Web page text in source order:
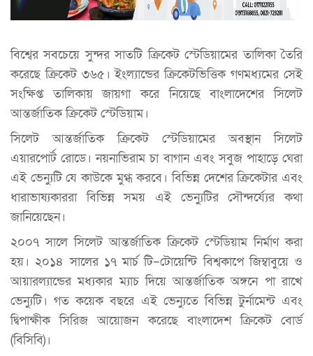
বিশ্বের সবচেয়ে সুন্দর সাতটি ক্রিকেট স্টেডিয়ামের তালিকা তৈরি
করেছে ক্রিকেট ৩৬৫। ইংল্যান্ডের ক্রিকেটভিত্তিক গণমধ্যমের সেই
সংক্ষিপ্ত তালিকায় জায়গা করে নিয়েছে বাংলাদেশের সিলেট
আন্তর্জাতিক ক্রিকেট স্টেডিয়াম।
সিলেট আন্তর্জাতিক ক্রিকেট স্টেডিয়ামের অবস্থান সিলেট
এয়ারপোর্ট রোডে। নয়নাভিরাম চা বাগান এবং সবুজ পাহাড়ে ঘেরা
এই ভেন্যুটি যে কাউকে মুগ্ধ করবে। বিভিন্ন দেশের ক্রিকেটার এবং
ধারাভাষ্যকাররা বিভিন্ন সময় এই ভেন্যুটির সৌন্দর্য্যের কথা
জানিয়েছেন।
২০০৭ সালে সিলেট আন্তর্জাতিক ক্রিকেট স্টেডিয়াম নির্মাণ করা
হয়। ২০১৪ সালের ১৭ মার্চ টি–টোয়েন্টি বিশ্বকাপে জিম্বাবুয়ে ও
আয়ারল্যান্ডের মধ্যকার ম্যাচ দিয়ে আন্তর্জাতিক অঙ্গনে পা রাখে
ভেন্যুটি। গত কয়েক বছরে এই ভেন্যুতে বিভিন্ন টুর্নামেন্ট এবং
দ্বিপাক্ষীক সিরিজ আয়োজন করেছে বাংলাদেশ ক্রিকেট বোর্ড
(বিসিবি)।